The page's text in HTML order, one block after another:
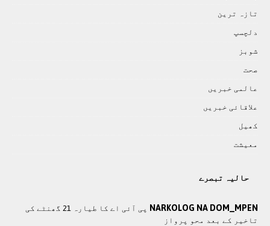
تازہ ترين
دلچسپ
شوبز
صحت
عالمی خبريں
علاقائی خبريں
کھيل
معيشت
حالیہ تبصرے
NARKOLOG NA DOM_MPEN
پی آئی اے کا طیارہ 21 گھنٹے کی
تاخیر کے بعد محو پرواز